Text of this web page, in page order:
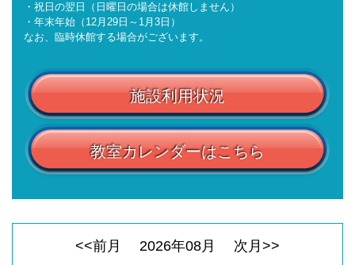
・祝日の翌日（日曜日の場合は休館しません）
・年末年始（12月29日～1月3日）
なお、臨時休館する場合がございます。
施設利用状況
教室カレンダーはこちら
<<前月 2026年08月 次月>>